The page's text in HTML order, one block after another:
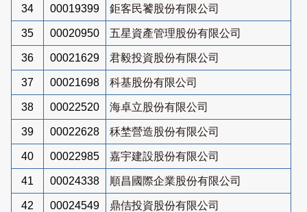
34 00019399 鉅客民饕股份有限公司
35 00020950 五星資產管理股份有限公司
36 00021629 君毅投資股份有限公司
37 00021698 科基股份有限公司
38 00022520 海卓立股份有限公司
39 00022628 秝埜營造股份有限公司
40 00022985 嘉宇建設股份有限公司
41 00024338 順昌國際企業股份有限公司
42 00024549 鼎佶投資股份有限公司